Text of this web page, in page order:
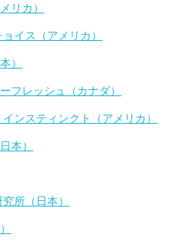
リカ）
イス（アメリカ）
）
フレッシュ（カナダ）
ンスティンクト（アメリカ）
本）
所（日本）